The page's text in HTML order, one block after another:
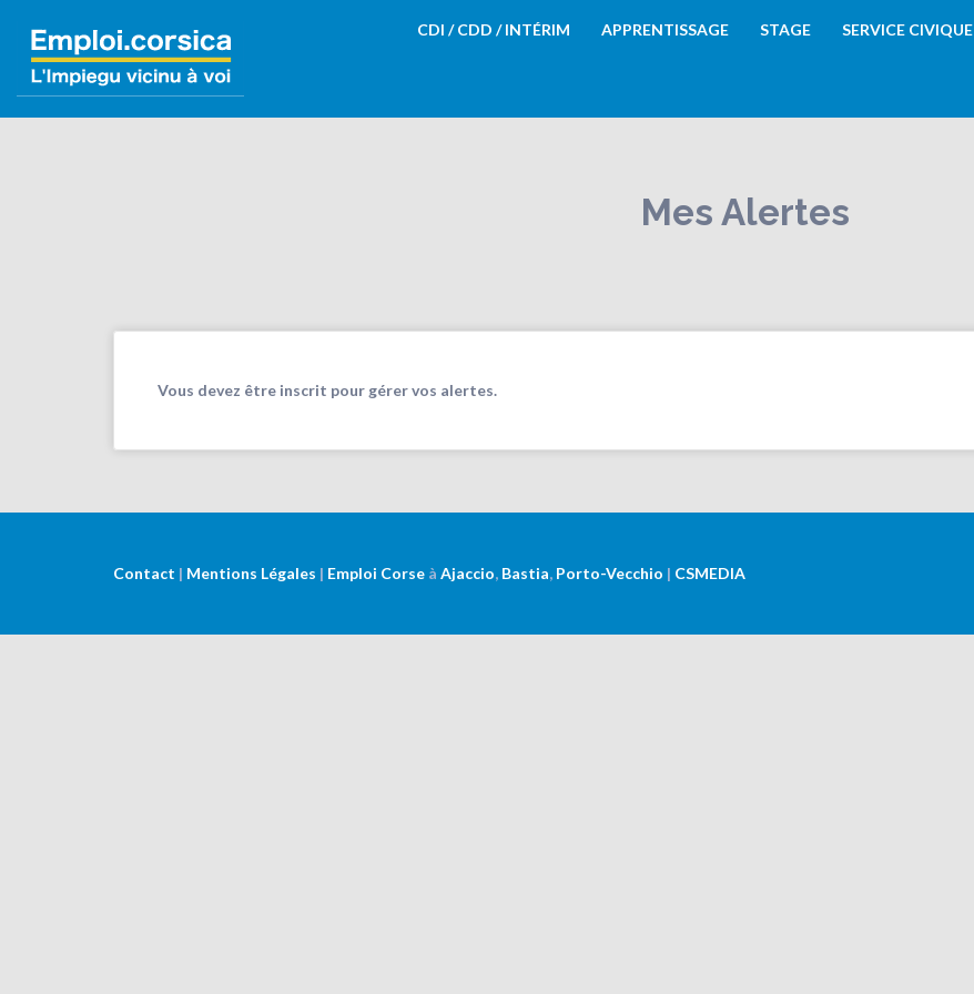
CDI / CDD / INTÉRIM APPRENTISSAGE STAGE SERVICE CIVIQUE
Rechercher:
Mes Alertes
Vous devez être inscrit pour gérer vos alertes.
Contact | Mentions Légales | Emploi Corse à Ajaccio, Bastia, Porto-Vecchio | CSMEDIA